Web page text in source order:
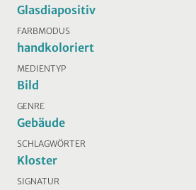
Glasdiapositiv
FARBMODUS
handkoloriert
MEDIENTYP
Bild
GENRE
Gebäude
SCHLAGWÖRTER
Kloster
SIGNATUR